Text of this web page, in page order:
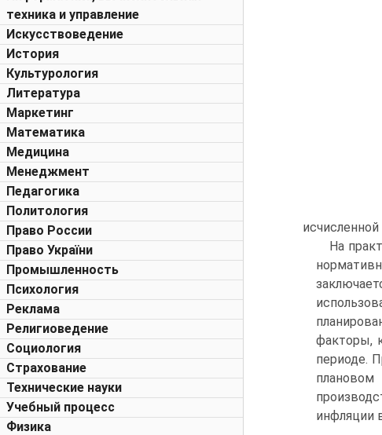
техника и управление
Искусствоведение
История
Культурология
Литература
Маркетинг
Математика
Медицина
Менеджмент
Педагогика
Политология
Право России
Право України
Промышленность
Психология
Реклама
Религиоведение
Социология
Страхование
Технические науки
Учебный процесс
Физика
На
факторы,
периоде.
плановом
инфляции